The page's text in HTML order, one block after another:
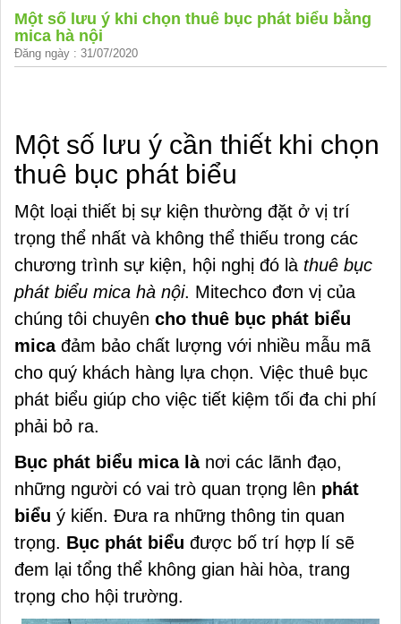
Một số lưu ý khi chọn thuê bục phát biểu bằng
mica hà nội
Đăng ngày : 31/07/2020
Một số lưu ý cần thiết khi chọn
thuê bục phát biểu
Một loại thiết bị sự kiện thường đặt ở vị trí
trọng thể nhất và không thể thiếu trong các
chương trình sự kiện, hội nghị đó là thuê bục
phát biểu mica hà nội. Mitechco đơn vị của
chúng tôi chuyên cho thuê bục phát biểu
micađảm bảo chất lượng với nhiều mẫu mã
cho quý khách hàng lựa chọn. Việc thuê bục
phát biểu giúp cho việc tiết kiệm tối đa chi phí
phải bỏ ra.
Bục phát biểu micalànơi các lãnh đạo,
những người có vai trò quan trọng lên phát
biểu ý kiến. Đưa ra những thông tin quan
trọng. Bục phát biểu được bố trí hợp lí sẽ
đem lại tổng thể không gian hài hòa, trang
trọng cho hội trường.